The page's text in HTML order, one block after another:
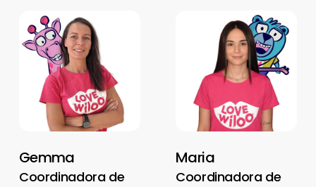
Gemma
Coordinadora de
Maria
Coordinadora de